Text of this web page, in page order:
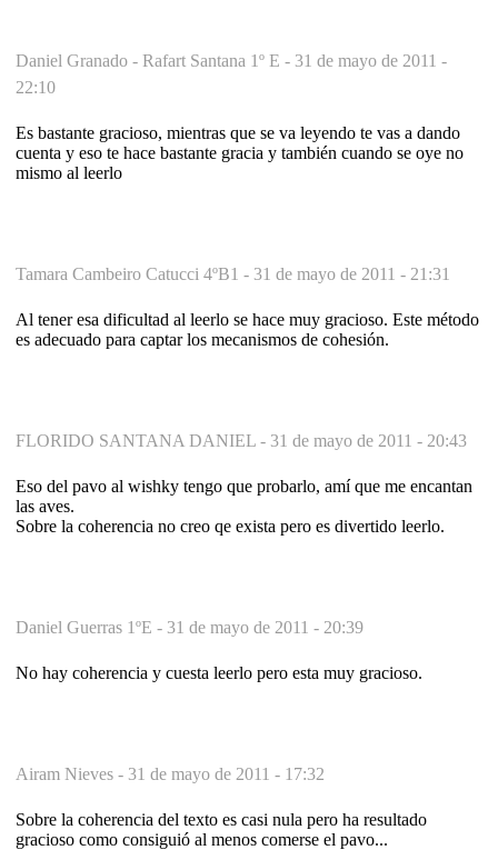
Daniel Granado - Rafart Santana 1º E - 31 de mayo de 2011 -
22:10
Es bastante gracioso, mientras que se va leyendo te vas a dando
cuenta y eso te hace bastante gracia y también cuando se oye no
mismo al leerlo
Tamara Cambeiro Catucci 4ºB1 - 31 de mayo de 2011 - 21:31
Al tener esa dificultad al leerlo se hace muy gracioso. Este método
es adecuado para captar los mecanismos de cohesión.
FLORIDO SANTANA DANIEL - 31 de mayo de 2011 - 20:43
Eso del pavo al wishky tengo que probarlo, amí que me encantan
las aves.
Sobre la coherencia no creo qe exista pero es divertido leerlo.
Daniel Guerras 1ºE - 31 de mayo de 2011 - 20:39
No hay coherencia y cuesta leerlo pero esta muy gracioso.
Airam Nieves - 31 de mayo de 2011 - 17:32
Sobre la coherencia del texto es casi nula pero ha resultado
gracioso como consiguió al menos comerse el pavo...